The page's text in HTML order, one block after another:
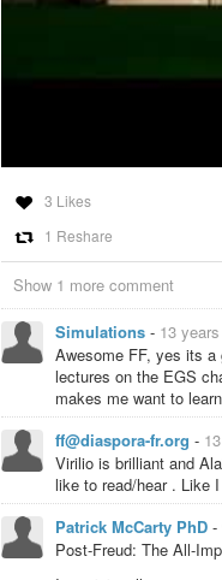
3 Likes
1 Reshare
Show 1 more comment
Simulations - 13
Awesome FF, yes its a
lectures on the EGS
makes me want to
ff@diaspora-fr.org -
Virilio is brilliant and
like to read/hear . Like
Patrick McCarty PhD -
Post-Freud: The All-